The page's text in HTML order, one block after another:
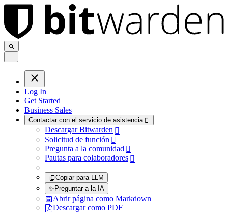
...
Log In
Get Started
Business Sales
Contactar con el servicio de asistencia 
Descargar Bitwarden 
Solicitud de función 
Pregunta a la comunidad 
Pautas para colaboradores 
Copiar para LLM
✨Preguntar a la IA
Abrir página como Markdown
Descargar como PDF